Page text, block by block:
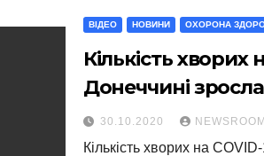
ВІДЕО НОВИНИ ОХОРОНА
Кількість хворих
Донеччині
30.10.2020 NEWSROOM
Кількість хворих на